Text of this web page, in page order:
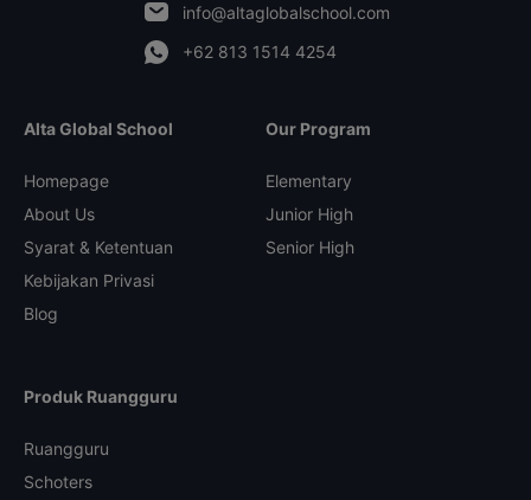
info@altaglobalschool.com
+62 813 1514 4254
Alta Global School
Homepage
About Us
Syarat & Ketentuan
Kebijakan Privasi
Blog
Our Program
Elementary
Junior High
Senior High
Produk Ruangguru
Ruangguru
Schoters